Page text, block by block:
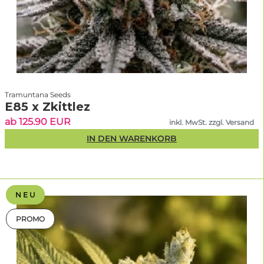
Gründer von Linda Seeds & Sortenexperte
Tramuntana Seeds
E85 x Zkittlez
ab 125.90 EUR inkl. MwSt. zzgl. Versand
IN DEN WARENKORB
N E U
PROMO